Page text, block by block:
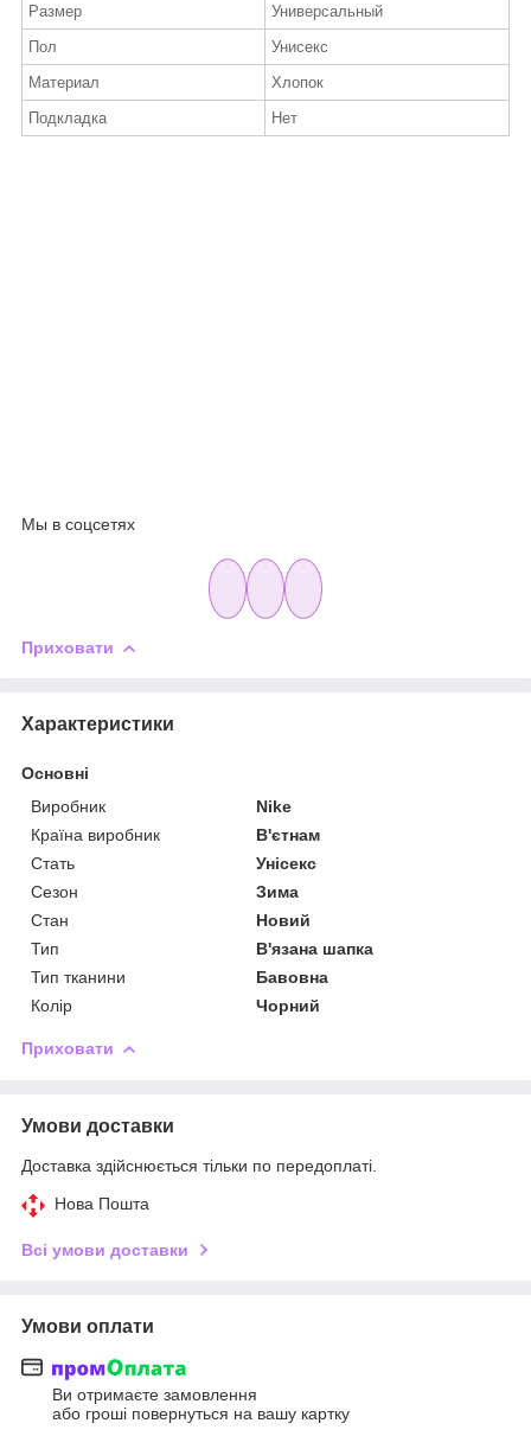
Размер
Универсальный
Пол
Унисекс
Материал
Хлопок
Подкладка
Нет
Мы в соцсетях
Приховати
Характеристики
Основні
Виробник
Nike
Країна виробник
В'єтнам
Стать
Унісекс
Сезон
Зима
Стан
Новий
Тип
В'язана шапка
Тип тканини
Бавовна
Колір
Чорний
Приховати
Умови доставки
Доставка здійснюється тільки по передоплаті.
Нова Пошта
Всі умови доставки
Умови оплати
Ви отримаєте замовлення
або гроші повернуться на вашу картку